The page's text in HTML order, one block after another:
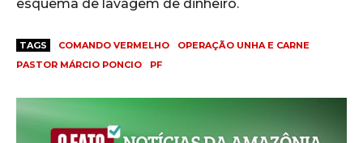
esquema de lavagem de dinheiro.
TAGS COMANDO VERMELHO
OPERAÇÃO UNHA E CARNE
PASTOR MÁRCIO PONCIO
PF